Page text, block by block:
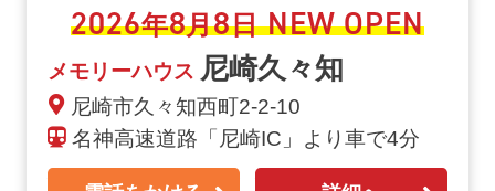
2026年8月8日NEW OPEN
メモリーハウス 尼崎久々知
尼崎市久々知西町2-2-10
名神高速道路「尼崎IC」より車で4分